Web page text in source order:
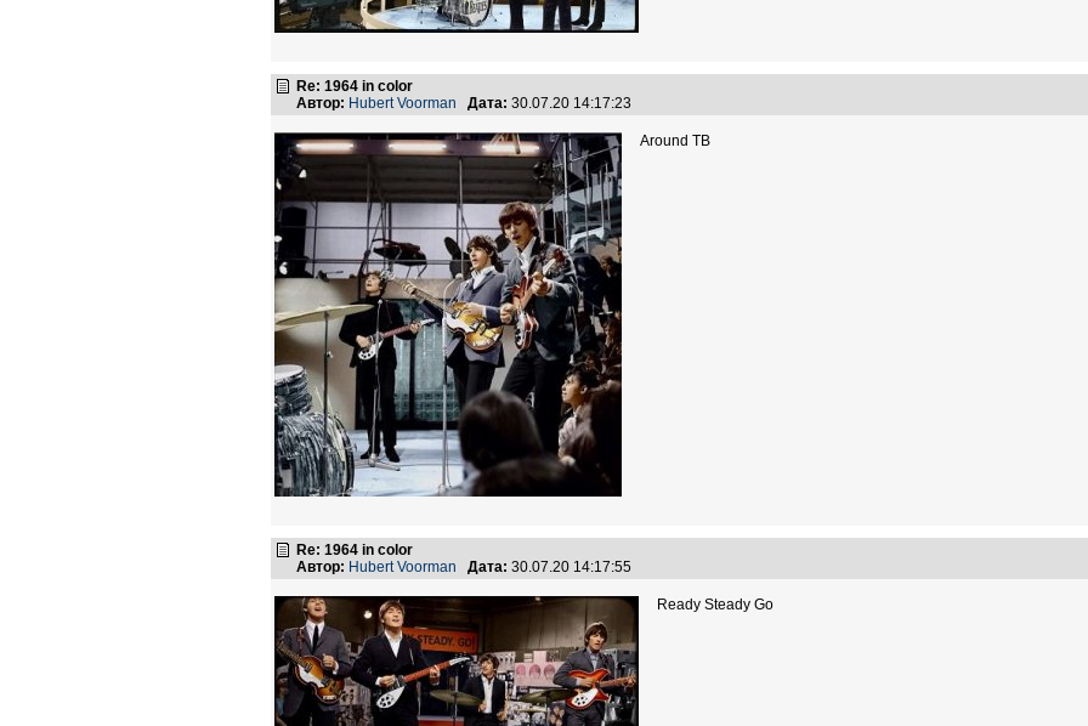
Re: 1964 in color
Автор: Hubert Voorman Дата: 30.07.20 14:17:23
Around TB
Re: 1964 in color
Автор: Hubert Voorman Дата: 30.07.20 14:17:55
Ready Steady Go